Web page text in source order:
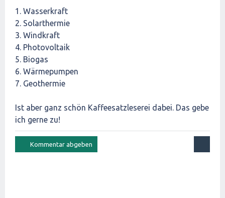
1. Wasserkraft
2. Solarthermie
3. Windkraft
4. Photovoltaik
5. Biogas
6. Wärmepumpen
7. Geothermie
Ist aber ganz schön Kaffeesatzleserei dabei. Das gebe
ich gerne zu!